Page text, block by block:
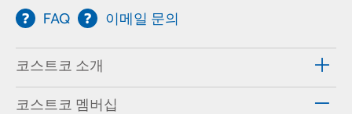
FAQ 이메일 문의
코스트코 소개
코스트코 멤버십